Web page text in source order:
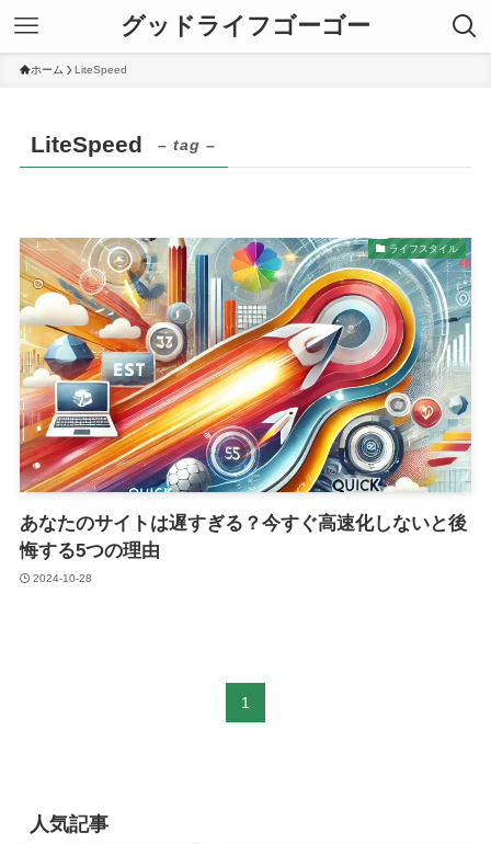
グッドライフゴーゴー
ホーム LiteSpeed
LiteSpeed – tag –
ライフスタイル
あなたのサイトは遅すぎる？今すぐ高速化しないと後
悔する5つの理由
2024-10-28
1
人気記事